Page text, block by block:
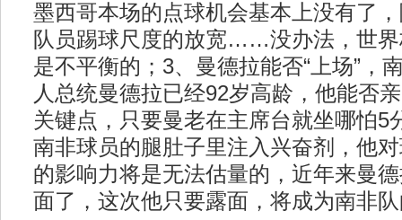
墨西哥本场的点球机会基本上没有了
队员踢球尺度的放宽……没办法，世界
是不平衡的；3、曼德拉能否“上场”，
人总统曼德拉已经92岁高龄，他能否
关键点，只要曼老在主席台就坐哪怕5
南非球员的腿肚子里注入兴奋剂，他
的影响力将是无法估量的，近年来曼
面了，这次他只要露面，将成为南非队